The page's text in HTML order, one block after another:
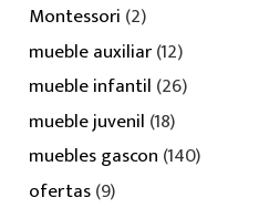
Montessori (2)
mueble auxiliar(12)
mueble infantil (26)
mueble juvenil (18)
muebles gascon (140)
ofertas(9)